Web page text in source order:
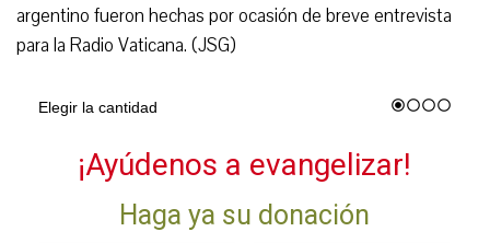
argentino fueron hechas por ocasión de breve entrevista
para la Radio Vaticana. (JSG)